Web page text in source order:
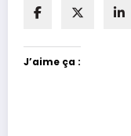
J’aime ça :